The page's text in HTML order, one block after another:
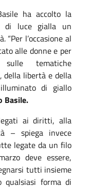
ha accolto la
di luce gialla un
l’occasione al
alle donne e per
tematiche
libertà e della
di giallo
Basile.
ai diritti, alla
– spiega invece
legate da un filo
deve essere,
tutti insieme
forma di